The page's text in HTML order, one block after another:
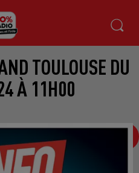
TOULOUSE DU
À 11H00